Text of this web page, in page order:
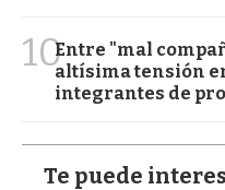
10Entre "mal
altísima tensión
integrantes de
Te puede